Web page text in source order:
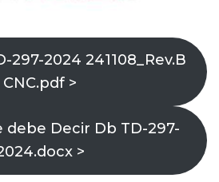
297-2024 241108_Rev.B
CNC.pdf >
debe Decir Db TD-297-
>